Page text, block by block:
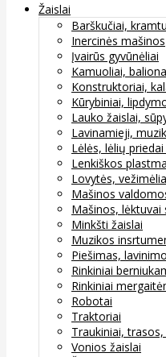
Žaislai
Barškučiai,
Inercinės mašinos
Įvairūs gyvūnėliai
Kamuoliai,
Konstruktoriai,
Kūrybiniai,
Lauko žaislai,
Lavinamieji,
Lėlės, lėlių
Lenkiškos
Lovytės,
Mašinos
Mašinos, lėktuvai
Minkšti žaislai
Muzikos
Piešimas,
Rinkiniai
Rinkiniai
Robotai
Traktoriai
Traukiniai,
Vonios žaislai